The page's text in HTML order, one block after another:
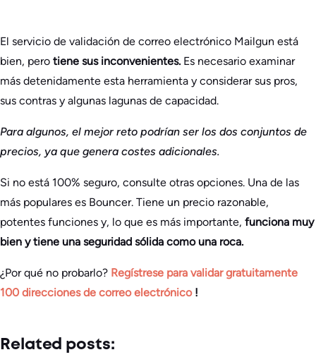
El servicio de validación de correo electrónico Mailgun está
bien, pero tiene sus inconvenientes. Es necesario examinar
más detenidamente esta herramienta y considerar sus pros,
sus contras y algunas lagunas de capacidad.
Para algunos, el mejor reto podrían ser los dos conjuntos de
precios, ya que genera costes adicionales.
Si no está 100% seguro, consulte otras opciones. Una de las
más populares es Bouncer. Tiene un precio razonable,
potentes funciones y, lo que es más importante, funciona muy
bien y tiene una seguridad sólida como una roca.
¿Por qué no probarlo? Regístrese para validar gratuitamente
100 direcciones de correo electrónico !
Related posts: